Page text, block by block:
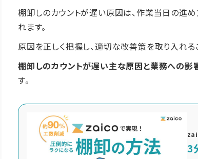
棚卸しのカウントが遅い原因は、作業当日の進
れます。
原因を正しく把握し、適切な改善策を取り入れる
棚卸しのカウントが遅い主な原因と業務への影
す。
3